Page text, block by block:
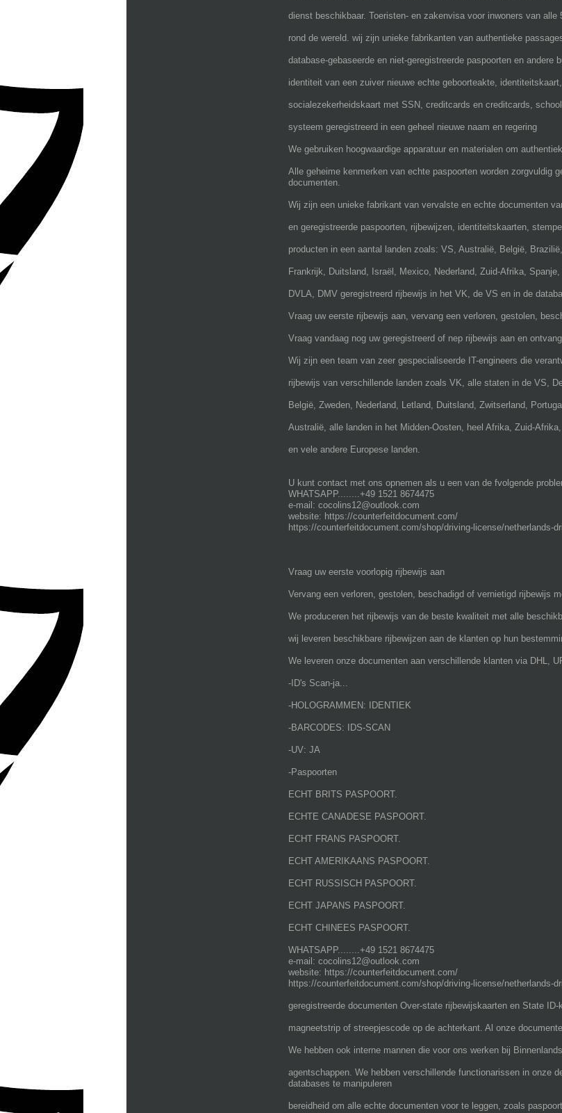
dienst beschikbaar. Toeristen- en zakenvisa voor inwoners van
rond de wereld. wij zijn unieke fabrikanten van authentieke
database-gebaseerde en niet-geregistreerde paspoorten en andere
identiteit van een zuiver nieuwe echte geboorteakte,
socialezekerheidskaart met SSN, creditcards en creditcards,
systeem geregistreerd in een geheel nieuwe naam en regering
We gebruiken hoogwaardige apparatuur en materialen om
Alle geheime kenmerken van echte paspoorten worden zorgvuldig
documenten.
Wij zijn een unieke fabrikant van vervalste en echte documenten
en geregistreerde paspoorten, rijbewijzen, identiteitskaarten,
producten in een aantal landen zoals: VS, Australië, België,
Frankrijk, Duitsland, Israël, Mexico, Nederland, Zuid-Afrika,
DVLA, DMV geregistreerd rijbewijs in het VK, de VS en in de
Vraag uw eerste rijbewijs aan, vervang een verloren, gestolen,
Vraag vandaag nog uw geregistreerd of nep rijbewijs aan en
Wij zijn een team van zeer gespecialiseerde IT-engineers die
rijbewijs van verschillende landen zoals VK, alle staten in de VS,
België, Zweden, Nederland, Letland, Duitsland, Zwitserland,
Australië, alle landen in het Midden-Oosten, heel Afrika, Zuid-
en vele andere Europese landen.
U kunt contact met ons opnemen als u een van de fvolgende
WHATSAPP........+49 1521 8674475
e-mail: cocolins12@outlook.com
website: https://counterfeitdocument.com/
https://counterfeitdocument.com/shop/driving-license/netherlands-
Vraag uw eerste voorlopig rijbewijs aan
Vervang een verloren, gestolen, beschadigd of vernietigd rijbewijs
We produceren het rijbewijs van de beste kwaliteit met alle
wij leveren beschikbare rijbewijzen aan de klanten op hun
We leveren onze documenten aan verschillende klanten via DHL,
-ID's Scan-ja...
-HOLOGRAMMEN: IDENTIEK
-BARCODES: IDS-SCAN
-UV: JA
-Paspoorten
ECHT BRITS PASPOORT.
ECHTE CANADESE PASPOORT.
ECHT FRANS PASPOORT.
ECHT AMERIKAANS PASPOORT.
ECHT RUSSISCH PASPOORT.
ECHT JAPANS PASPOORT.
ECHT CHINEES PASPOORT.
WHATSAPP........+49 1521 8674475
e-mail: cocolins12@outlook.com
website: https://counterfeitdocument.com/
https://counterfeitdocument.com/shop/driving-license/netherlands-
geregistreerde documenten Over-state rijbewijskaarten en State
magneetstrip of streepjescode op de achterkant. Al onze
We hebben ook interne mannen die voor ons werken bij
agentschappen. We hebben verschillende functionarissen in onze
databases te manipuleren
bereidheid om alle echte documenten voor te leggen, zoals